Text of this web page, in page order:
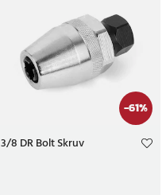
-61%
3/8 DR Bolt Skruv